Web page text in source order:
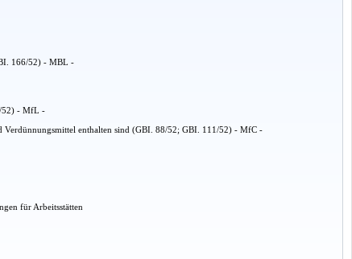
166/52) - MBL -
52) - MfL -
Verdünnungsmittel enthalten sind (GBI. 88/52; GBI. 111/52) - MfC -
für Arbeitsstätten